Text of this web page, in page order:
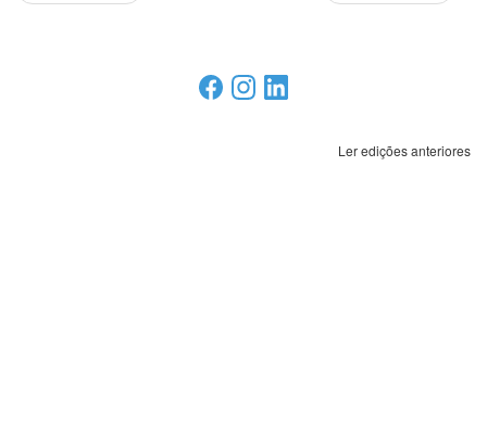
Ler edições anteriores